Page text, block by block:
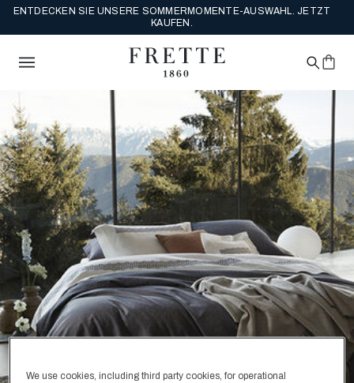
ENTDECKEN SIE UNSERE SOMMERMOMENTE-AUSWAHL. JETZT
KAUFEN.
We use cookies, including third party cookies, for operational